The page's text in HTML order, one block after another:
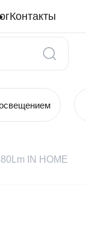
Контакты
IN HOME